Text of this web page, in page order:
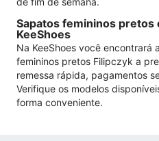
Sapatos femininos pretos
KeeShoes
Na KeeShoes você encontrará
femininos pretos Filipczyk a
remessa rápida, pagamentos
Verifique os modelos
forma conveniente.